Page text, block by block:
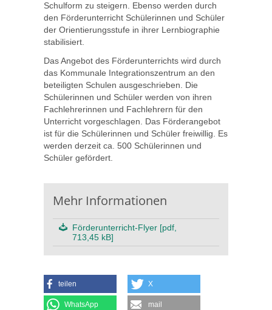
Schulform zu steigern. Ebenso werden durch
den Förderunterricht Schülerinnen und Schüler
der Orientierungsstufe in ihrer Lernbiographie
stabilisiert.
Das Angebot des Förderunterrichts wird durch
das Kommunale Integrationszentrum an den
beteiligten Schulen ausgeschrieben. Die
Schülerinnen und Schüler werden von ihren
Fachlehrerinnen und Fachlehrern für den
Unterricht vorgeschlagen. Das Förderangebot
ist für die Schülerinnen und Schüler freiwillig. Es
werden derzeit ca. 500 Schülerinnen und
Schüler gefördert.
Mehr Informationen
Förderunterricht-Flyer [pdf,
713,45 kB]
teilen X
WhatsApp mail